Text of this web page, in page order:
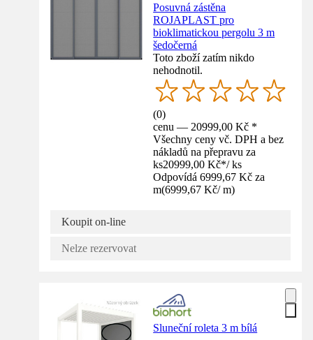
Posuvná zástěna
ROJAPLAST pro
bioklimatickou pergolu 3 m
šedočerná
Toto zboží zatím nikdo
nehodnotil.
(0)
cenu — 20999,00 Kč *
Všechny ceny vč. DPH a bez
nákladů na přepravu za
ks20999,00 Kč*/ ks
Odpovídá 6999,67 Kč za
m(6999,67 Kč/ m)
Koupit on-line
Nelze rezervovat
Sluneční roleta 3 m bílá